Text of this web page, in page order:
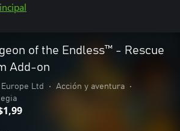
of the Endless™ - Rescue
Add-on
Europe Ltd • Acción y aventura
•